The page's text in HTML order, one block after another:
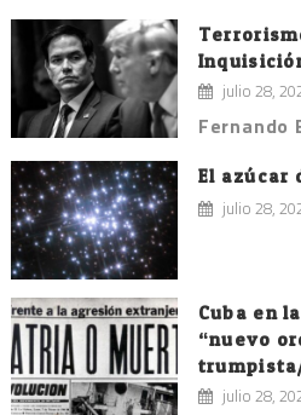
julio 28,
Fernando
El azúcar
julio 28,
Cuba en
“nuevo
julio 28,